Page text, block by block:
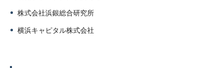
株式会社浜銀総合研究所
横浜キャピタル株式会社